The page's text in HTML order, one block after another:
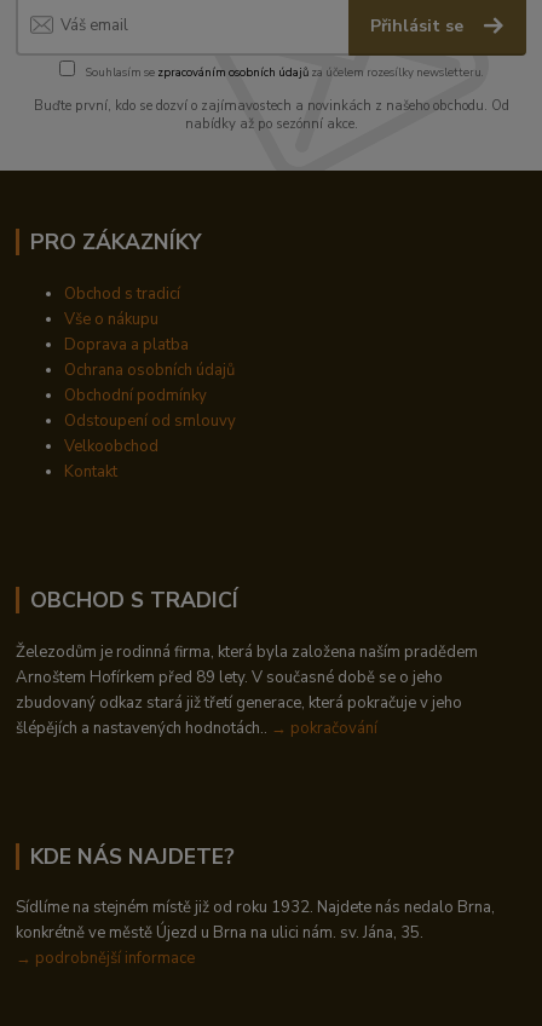
Přihlásit se
Souhlasím se zpracováním osobních údajůza účelem rozesílky newsletteru.
Buďte první, kdo se dozví o zajímavostech a novinkách z našeho obchodu. Od
nabídky až po sezónní akce.
PRO ZÁKAZNÍKY
Obchod s tradicí
Vše o nákupu
Doprava a platba
Ochrana osobních údajů
Obchodní podmínky
Odstoupení od smlouvy
Velkoobchod
Kontakt
OBCHOD S TRADICÍ
Železodům je rodinná firma, která byla založena naším pradědem
Arnoštem Hofírkem před 89 lety. V současné době se o jeho
zbudovaný odkaz stará již třetí generace, která pokračuje v jeho
šlépějích a nastavených hodnotách.. → pokračování
KDE NÁS NAJDETE?
Sídlíme na stejném místě již od roku 1932. Najdete nás nedalo Brna,
konkrétně ve městě Újezd u Brna na ulici nám. sv. Jána, 35.
→ podrobnější informace